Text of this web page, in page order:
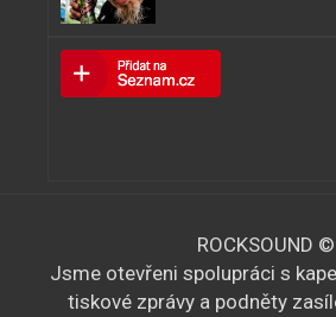
ROCKSOUND ©
Jsme otevřeni spolupráci s
tiskové zprávy a podněty